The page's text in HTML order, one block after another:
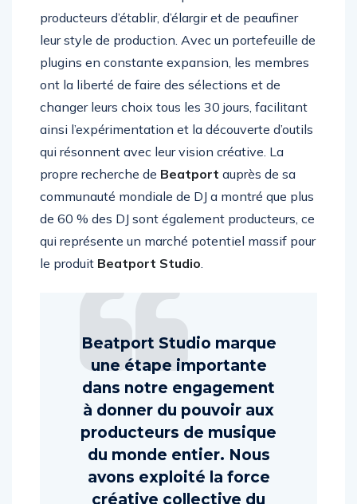
les éléments essentiels permettant aux
producteurs d’établir, d’élargir et de peaufiner
leur style de production. Avec un portefeuille de
plugins en constante expansion, les membres
ont la liberté de faire des sélections et de
changer leurs choix tous les 30 jours, facilitant
ainsi l’expérimentation et la découverte d’outils
qui résonnent avec leur vision créative. La
propre recherche deBeatport auprès de sa
communauté mondiale de DJ a montré que plus
de 60 % des DJ sont également producteurs, ce
qui représente un marché potentiel massif pour
Beatport Studio marque
une étape importante
dans notre engagement
à donner du pouvoir aux
producteurs de musique
du monde entier. Nous
avons exploité la force